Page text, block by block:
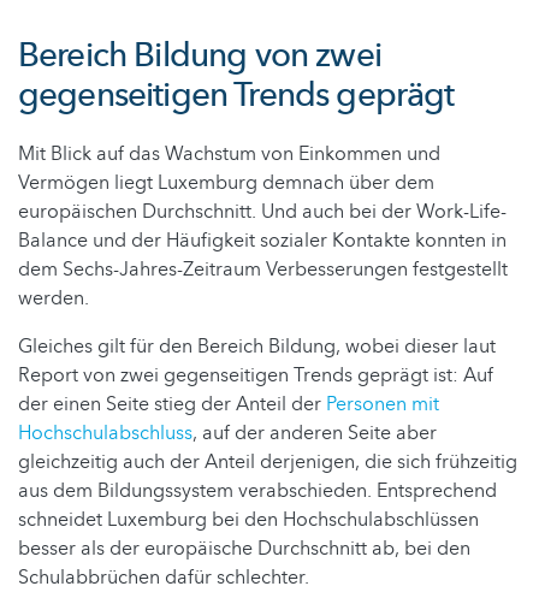
Bereich Bildung von zwei
gegenseitigen Trends geprägt
Mit Blick auf das Wachstum von Einkommen und
Vermögen liegt Luxemburg demnach über dem
europäischen Durchschnitt. Und auch bei der Work-Life-
Balance und der Häufigkeit sozialer Kontakte konnten in
dem Sechs-Jahres-Zeitraum Verbesserungen festgestellt
werden.
Gleiches gilt für den Bereich Bildung, wobei dieser laut
Report von zwei gegenseitigen Trends geprägt ist: Auf
der einen Seite stieg der Anteil der Personen mit
Hochschulabschluss, auf der anderen Seite aber
gleichzeitig auch der Anteil derjenigen, die sich frühzeitig
aus dem Bildungssystem verabschieden. Entsprechend
schneidet Luxemburg bei den Hochschulabschlüssen
besser als der europäische Durchschnitt ab, bei den
Schulabbrüchen dafür schlechter.